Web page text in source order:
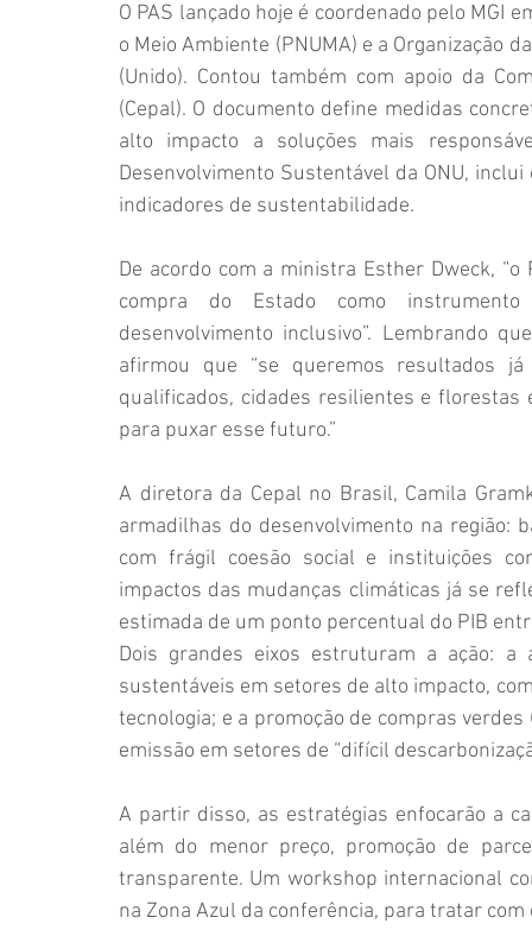
O PAS lançado hoje é coordenado pelo MGI
o Meio Ambiente (PNUMA) e a Organização
(Unido). Contou também com apoio da
(Cepal). O documento define medidas
alto impacto a soluções mais
Desenvolvimento Sustentável da ONU,
indicadores de sustentabilidade.
De acordo com a ministra Esther Dweck,
compra do Estado como instrumento
desenvolvimento inclusivo”. Lembrando
afirmou que “se queremos resultados
qualificados, cidades resilientes e
para puxar esse futuro.”
A diretora da Cepal no Brasil, Camila
armadilhas do desenvolvimento na região:
com frágil coesão social e instituições
impactos das mudanças climáticas já se
estimada de um ponto percentual do PIB
Dois grandes eixos estruturam a ação: a
sustentáveis em setores de alto impacto,
tecnologia; e a promoção de compras
emissão em setores de “difícil
A partir disso, as estratégias enfocarão a
além do menor preço, promoção de
transparente. Um workshop internacional
na Zona Azul da conferência, para tratar